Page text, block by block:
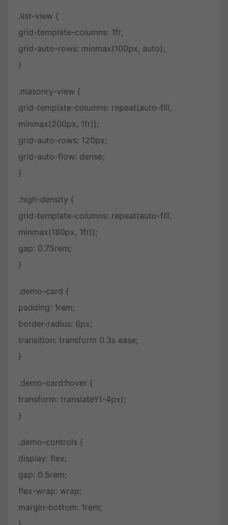
.list-view {
grid-template-columns: 1fr;
grid-auto-rows: minmax(100px, auto);
}
.masonry-view {
grid-template-columns: repeat(auto-fill,
minmax(200px, 1fr));
grid-auto-rows: 120px;
grid-auto-flow: dense;
}
.high-density {
grid-template-columns: repeat(auto-fill,
minmax(180px, 1fr));
gap: 0.75rem;
}
.demo-card {
padding: 1rem;
border-radius: 6px;
transition: transform 0.3s ease;
}
.demo-card:hover {
transform: translateY(-4px);
}
.demo-controls {
display: flex;
gap: 0.5rem;
flex-wrap: wrap;
margin-bottom: 1rem;